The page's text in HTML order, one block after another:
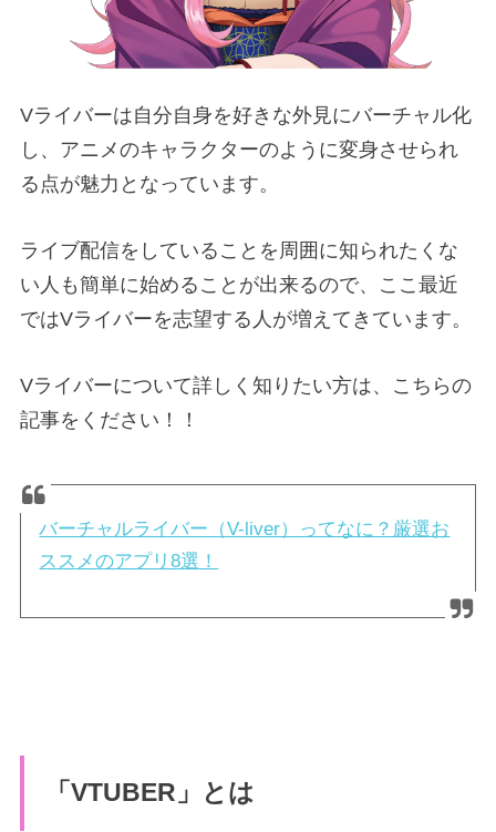
Vライバーは自分自身を好きな外見にバーチャル化
し、アニメのキャラクターのように変身させられ
る点が魅力となっています。
ライブ配信をしていることを周囲に知られたくな
い人も簡単に始めることが出来るので、ここ最近
ではVライバーを志望する人が増えてきています。
Vライバーについて詳しく知りたい方は、こちらの
記事をください！！
バーチャルライバー（V-liver）ってなに？厳選お
ススメのアプリ8選！
「VTUBER」とは